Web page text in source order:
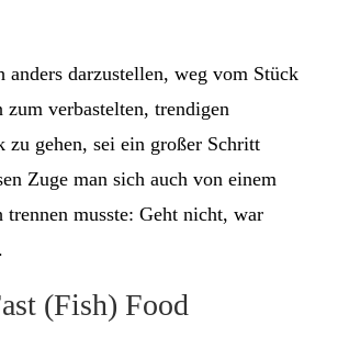
anders darzustellen, weg vom Stück
verbastelten, trendigen
zu gehen, sei ein großer Schritt
Zuge man sich auch von einem
trennen musste: Geht nicht, war
(Fish) Food